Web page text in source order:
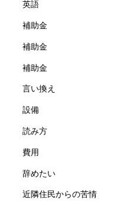
英語
補助金
補助金
補助金
言い換え
設備
読み方
費用
辞めたい
近隣住民からの苦情